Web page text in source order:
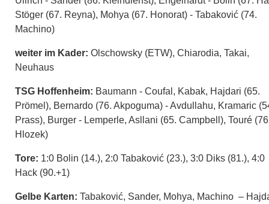
Stöger (67. Reyna), Mohya (67. Honorat) - Tabaković (74.
Machino)
weiter im Kader: Olschowsky (ETW), Chiarodia, Takai,
Neuhaus
TSG Hoffenheim: Baumann - Coufal, Kabak, Hajdari (65.
Prömel), Bernardo (76. Akpoguma) - Avdullahu, Kramaric
Prass), Burger - Lemperle, Asllani (65. Campbell), Touré
Hlozek)
Tore: 1:0 Bolin (14.), 2:0 Tabaković (23.), 3:0 Diks (81.), 4:0
Hack (90.+1)
Gelbe Karten: Tabaković, Sander, Mohya, Machino –